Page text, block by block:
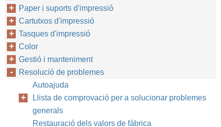
Paper i suports d'impressió
Cartutxos d'impressió
Tasques d'impressió
Color
Gestió i manteniment
Resolució de problemes
Autoajuda
Llista de comprovació per a solucionar problemes
generals
Restauració dels valors de fàbrica